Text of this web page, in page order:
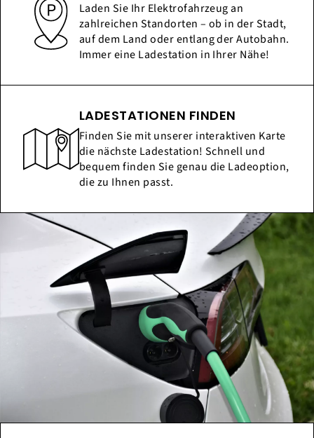
Laden Sie Ihr Elektrofahrzeug an
zahlreichen Standorten – ob in der Stadt,
auf dem Land oder entlang der Autobahn.
Immer eine Ladestation in Ihrer Nähe!
LADESTATIONEN FINDEN
Finden Sie mit unserer interaktiven Karte
die nächste Ladestation! Schnell und
bequem finden Sie genau die Ladeoption,
die zu Ihnen passt.